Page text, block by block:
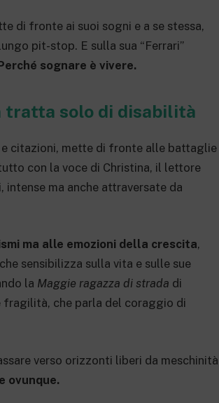
di fronte ai suoi sogni e a se stessa,
pit-stop. E sulla sua “Ferrari”
sognare è vivere.
tratta solo di disabilità
e citazioni, mette di fronte alle battaglie
con la voce di Christina, il lettore
intense ma anche attraversate da
ma alle emozioni della crescita,
sensibilizza sulla vita e sulle sue
la Maggie ragazza di strada di
fragilità, che parla del coraggio di
verso orizzonti liberi da meschinità
ovunque.